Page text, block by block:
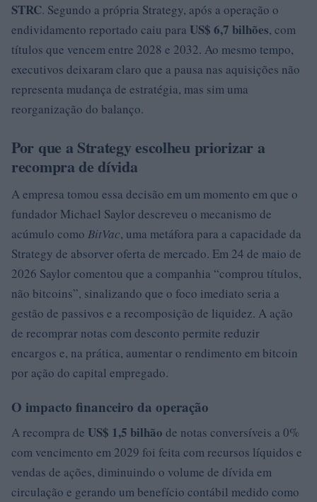
STRC. Segundo a própria Strategy, após a operação o
endividamento reportado caiu para US$ 6,7 bilhões, com
títulos que vencem entre 2028 e 2032. Ao mesmo tempo,
executivos deixaram claro que a pausa nas aquisições não
representa mudança de estratégia, mas sim uma
reorganização do balanço.
Por que a Strategy escolheu priorizar a
recompra de dívida
A empresa tomou essa decisão em um momento em que o
fundador Michael Saylor descreveu o mecanismo de
acúmulo como BitVac, uma metáfora para a capacidade da
Strategy de absorver oferta de mercado. Em 24 de maio de
2026 Saylor comentou que a companhia “comprou títulos,
não bitcoins”, sinalizando que o foco imediato seria a
gestão de passivos e a recomposição de liquidez. A ação
de recomprar notas com desconto permite reduzir
encargos e, na prática, aumentar o rendimento em bitcoin
por ação do capital empregado.
O impacto financeiro da operação
A recompra de US$ 1,5 bilhão de notas conversíveis a 0%
com vencimento em 2029 foi feita com recursos líquidos e
vendas de ações, diminuindo o volume de dívida em
circulação e gerando um benefício contábil medido como